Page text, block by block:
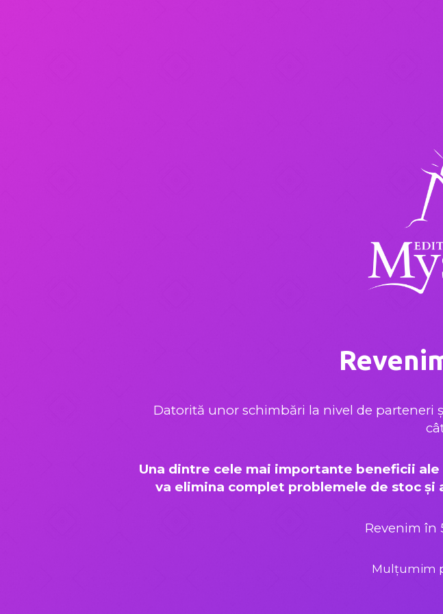
Datorită unor schimbări la nivel de parteneri
Una dintre cele mai importante beneficii
va elimina complet problemele de stoc
Revenim în
Mulțumim